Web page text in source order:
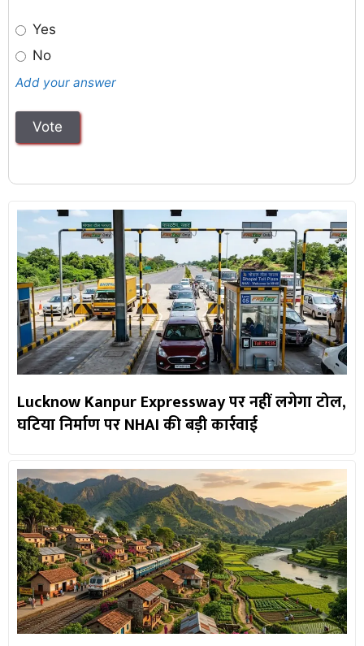
Yes
No
Add your answer
Lucknow Kanpur Expressway पर नहीं लगेगा टोल,
घटिया निर्माण पर NHAI की बड़ी कार्रवाई